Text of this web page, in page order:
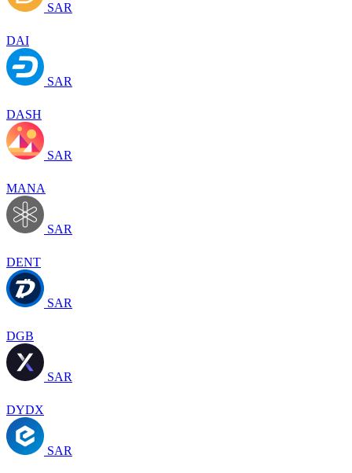
SAR
DAI
SAR
DASH
SAR
MANA
SAR
DENT
SAR
DGB
SAR
DYDX
SAR